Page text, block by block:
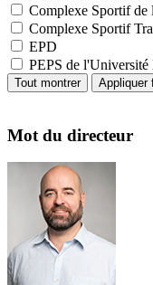
Complexe Sportif
Complexe Sportif
EPD
PEPS de l'Université
Mot du directeur